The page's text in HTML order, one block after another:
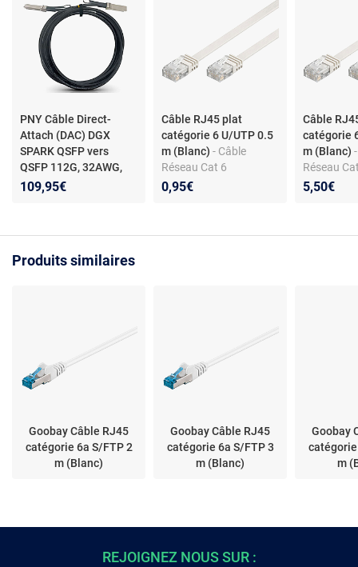
PNY Câble Direct-
Attach (DAC) DGX
SPARK QSFP vers
QSFP 112G, 32AWG,
0.5M - Ethernet
109,95€
Câble RJ45 plat
catégorie 6 U/UTP 0.5
m (Blanc)- Câble
Réseau Cat 6
0,95€
Câble
catégorie
m (Blanc)
Réseau
5,50€
Produits similaires
Goobay Câble RJ45
catégorie 6a S/FTP 2
m (Blanc)
Goobay Câble RJ45
catégorie 6a S/FTP 3
m (Blanc)
Goobay
catégorie
m
REJOIGNEZ NOUS SUR :